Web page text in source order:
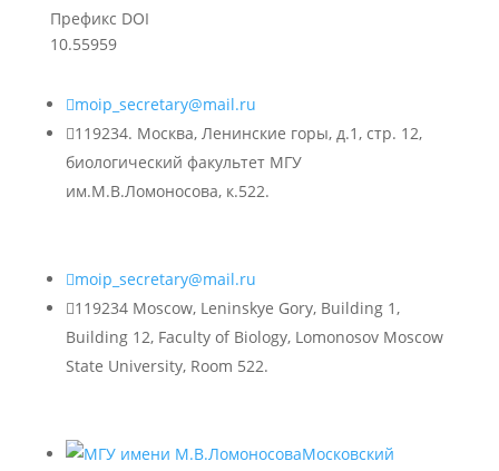
Префикс DOI
10.55959
moip_secretary@mail.ru
119234. Москва, Ленинские горы, д.1, стр. 12,
биологический факультет МГУ
им.М.В.Ломоносова, к.522.
moip_secretary@mail.ru
119234 Moscow, Leninskye Gory, Building 1,
Building 12, Faculty of Biology, Lomonosov Moscow
State University, Room 522.
Московский